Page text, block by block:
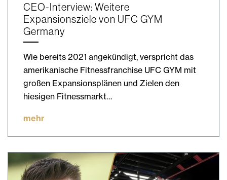
CEO-Interview: Weitere
Expansionsziele von UFC GYM
Germany
Wie bereits 2021 angekündigt, verspricht das
amerikanische Fitnessfranchise UFC GYM mit
großen Expansionsplänen und Zielen den
hiesigen Fitnessmarkt…
mehr